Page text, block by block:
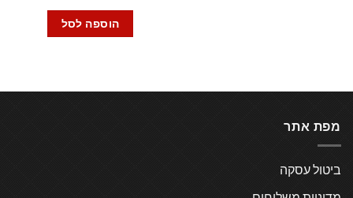
הוספה לסל
מפת אתר
ביטול עסקה